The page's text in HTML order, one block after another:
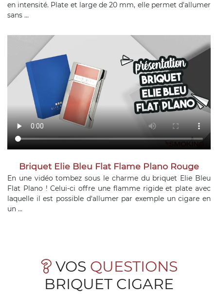
en intensité. Plate et large de 20 mm, elle permet d'allumer
sans ...
Briquet Elie Bleu Flat Flame Plano Rouge
En une vidéo tombez sous le charme du briquet Elie Bleu
Flat Plano ! Celui-ci offre une flamme rigide et plate avec
laquelle il est possible d'allumer par exemple un cigare en
un ...
VOS QUESTIONS
BRIQUET CIGARE